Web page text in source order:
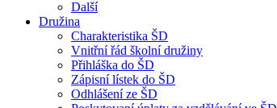
Další
Družina
Charakteristika ŠD
Vnitřní řád školní družiny
Přihláška do ŠD
Zápisní lístek do ŠD
Odhlášení ze ŠD